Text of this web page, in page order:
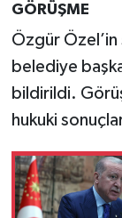
GÖRÜŞME
Özgür Özel’in
belediye
bildirildi.
hukuki